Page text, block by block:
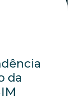
da